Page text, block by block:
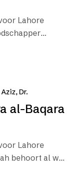
Lahore
Dr.
al-Baqara
Lahore
behoort al wat